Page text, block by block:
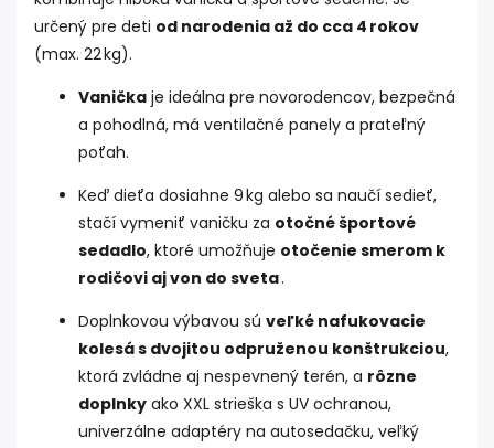
určený pre deti od narodenia až do cca 4 rokov
(max. 22 kg).
Vanička je ideálna pre novorodencov, bezpečná
a pohodlná, má ventilačné panely a prateľný
poťah.
Keď dieťa dosiahne 9 kg alebo sa naučí sedieť,
stačí vymeniť vaničku za otočné športové
sedadlo, ktoré umožňuje otočenie smerom k
rodičovi aj von do sveta.
Doplnkovou výbavou sú veľké nafukovacie
kolesá s dvojitou odpruženou konštrukciou,
ktorá zvládne aj nespevnený terén, a rôzne
doplnky ako XXL strieška s UV ochranou,
univerzálne adaptéry na autosedačku, veľký